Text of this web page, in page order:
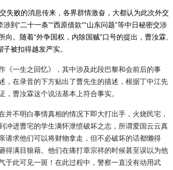
失败的消息传来，各界群情激奋，大都认为此次外交
到“二十一条”“西原借款”“山东问题”等中日秘密交涉
。随着“外争国权，内除国贼”口号的提出，曹汝霖、
被扣得越发严实。
《一生之回忆》，其中涉及此段巴黎和会前后的事
，在录音的下方贴出了曹先生的描述，根据丁中江先
曹汝霖这个说法基本上符合事实。
并不明白事情真相的情况下即大打出手，火烧民宅，
冲进曹宅的学生满怀泄愤破坏之志，所谓爱国云云真
请求他们可以将财物拿走，但不必破坏的话都懒得
得满目狼藉。他们在痛打章宗祥的时候甚至误以为他
于此可见一斑！在此过程中，警察一直没有动用武